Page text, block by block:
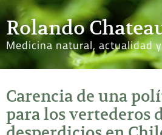
Rolando
Medicina natural, actualidad
Carencia de una
para los vertederos